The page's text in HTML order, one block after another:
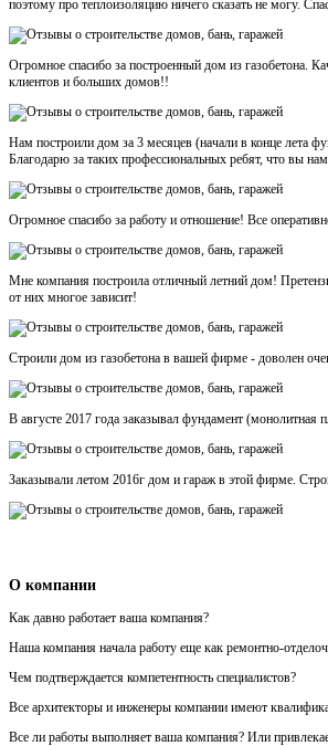
поэтому про теплоизоляцию ничего сказать не могу.
Огромное спасибо за построенный дом из
клиентов и больших домов!!
Нам построили дом за 3 месяцев (начали в конце лета
Благодарю за таких профессиональных ребят, что вы
Огромное спасибо за работу и отношение! Все
Мне компания построила отличный летний дом!
от них многое зависит!
Строили дом из газобетона в вашей фирме - доволен
В августе 2017 года заказывал фундамент
Заказывали летом 2016г дом и гараж в этой фирме.
О компании
Как давно работает ваша компания?
Наша компания начала работу еще как ремонтно-
Чем подтверждается компетентность специалистов?
Все архитекторы и инженеры компании имеют
Все ли работы выполняет ваша компания? Или